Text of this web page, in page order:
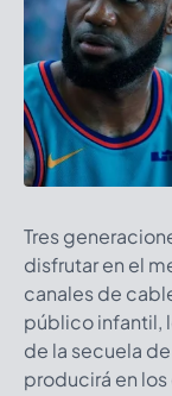
Tres
disfrutar en el
canales de
público infantil,
de la secuela
producirá en